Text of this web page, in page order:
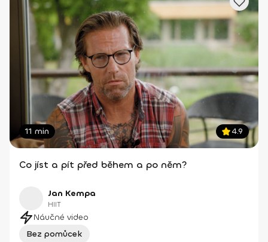
11 min 4.9
Co jíst a pít před během a po něm?
Jan Kempa
HIIT
Náučné video
Bez pomůcek